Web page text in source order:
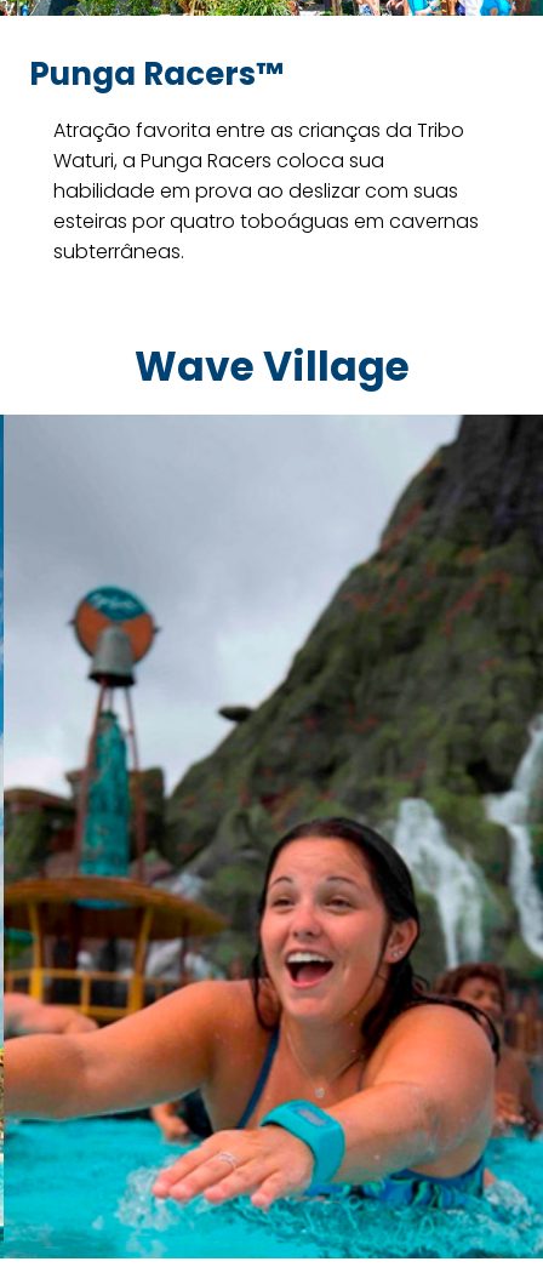
Punga Racers™
Atração favorita entre as crianças da Tribo
Waturi, a Punga Racers coloca sua
habilidade em prova ao deslizar com suas
esteiras por quatro toboáguas em cavernas
subterrâneas.
Wave Village